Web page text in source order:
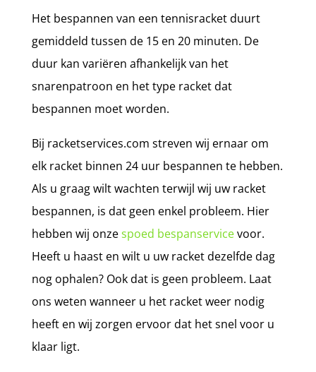
Het bespannen van een tennisracket duurt
gemiddeld tussen de 15 en 20 minuten. De
duur kan variëren afhankelijk van het
snarenpatroon en het type racket dat
bespannen moet worden.
Bij racketservices.com streven wij ernaar om
elk racket binnen 24 uur bespannen te hebben.
Als u graag wilt wachten terwijl wij uw racket
bespannen, is dat geen enkel probleem. Hier
hebben wij onzespoed bespanservicevoor.
Heeft u haast en wilt u uw racket dezelfde dag
nog ophalen? Ook dat is geen probleem. Laat
ons weten wanneer u het racket weer nodig
heeft en wij zorgen ervoor dat het snel voor u
klaar ligt.